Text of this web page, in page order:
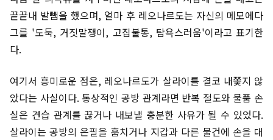
끝끝내 발뺌을 했으며, 얼마 후 레오나르도는 자신의 메모에다
그를 '도둑, 거짓말쟁이, 고집불통, 탐욕스러움'이라고 표기한
다.
여기서 흥미로운 점은, 레오나르도가 살라이를 결코 내쫓지 않
았다는 사실이다. 통상적인 공방 관계라면 반복 절도와 물품 손
실은 견습 관계를 끊거나 내보낼 충분한 사유가 될 수 있었다.
살라이는 공방의 은필을 훔치거나 지갑과 다른 물건에 손을 대